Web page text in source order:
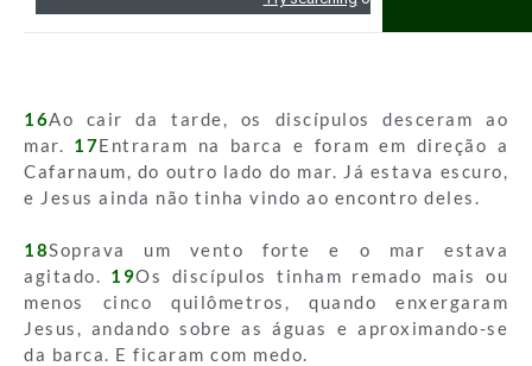
16Ao cair da tarde, os discípulos desceram ao
mar. 17Entraram na barca e foram em direção a
Cafarnaum, do outro lado do mar. Já estava escuro,
e Jesus ainda não tinha vindo ao encontro deles.
18Soprava um vento forte e o mar estava
agitado. 19Os discípulos tinham remado mais ou
menos cinco quilômetros, quando enxergaram
Jesus, andando sobre as águas e aproximando-se
da barca. E ficaram com medo.